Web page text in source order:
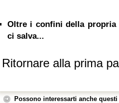
Oltre i confini della propria
ci salva...
Ritornare alla prima
Possono interessarti anche